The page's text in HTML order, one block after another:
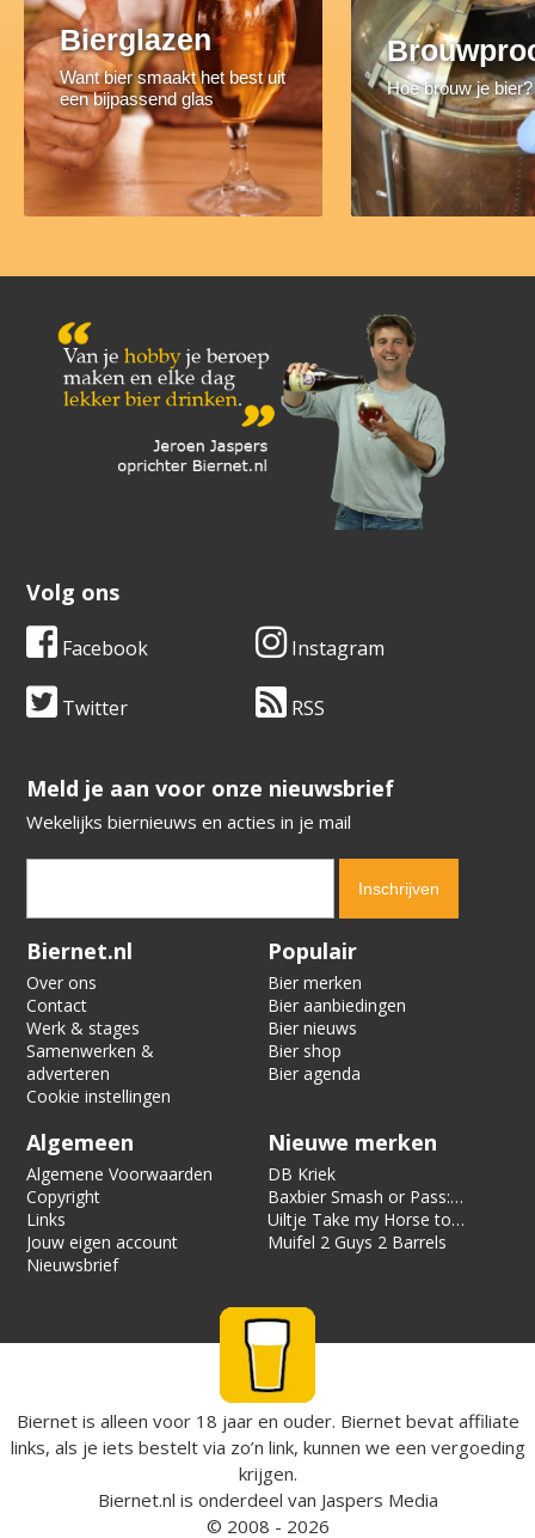
Bierglazen
Want bier smaakt het best uit
een bijpassend glas
Hoe brouw je bier?
Volg ons
Facebook Instagram
Twitter RSS
​​​​​​​Meld je aan voor onze nieuwsbrief
Wekelijks biernieuws en acties in je mail
Verification code:
Biernet.nl
Over ons
Contact
Werk & stages
Samenwerken &
adverteren
Cookie instellingen
Populair
Bier merken
Bier aanbiedingen
Bier nieuws
Bier shop
Bier agenda
Algemeen
Algemene Voorwaarden
Copyright
Links
Jouw eigen account
Nieuwsbrief
Nieuwe merken
DB Kriek
Baxbier Smash or Pass:
Strata
Uiltje Take my Horse to
the Hotel Room
Muifel 2 Guys 2 Barrels
Biernet is alleen voor 18 jaar en ouder. Biernet bevat affiliate
links, als je iets bestelt via zo’n link, kunnen we een vergoeding
krijgen.
Biernet.nl is onderdeel van Jaspers Media
© 2008 - 2026